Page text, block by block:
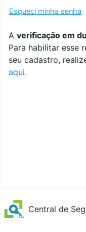
Esqueci minha senha
A verificação em
Para habilitar esse
seu cadastro,
aqui.
Central de